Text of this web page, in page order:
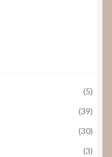
(5)
(39)
(30)
(3)